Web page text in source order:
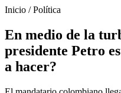
Inicio /Política
En medio de la
presidente Petro
a hacer?